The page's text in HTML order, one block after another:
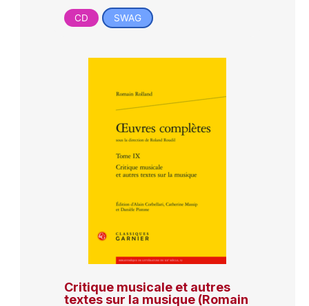
CD SWAG
Critique musicale et autres
textes sur la musique (Romain